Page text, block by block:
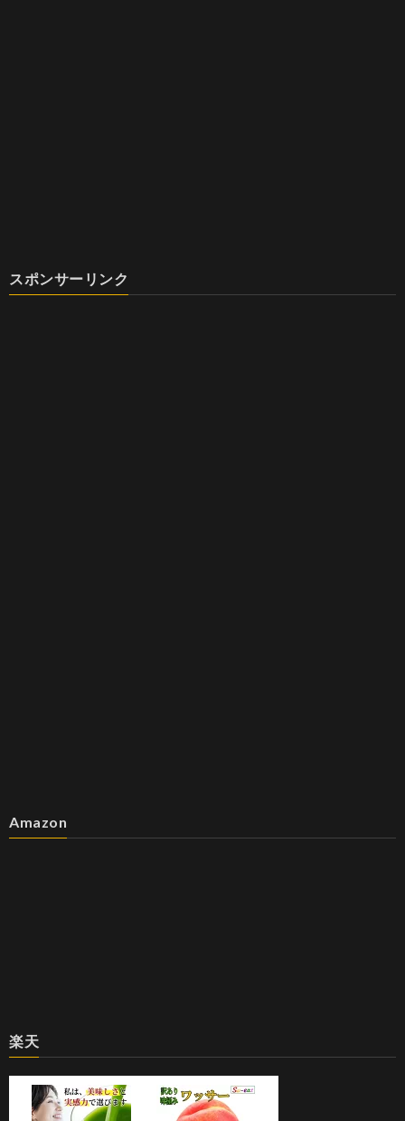
スポンサーリンク
Amazon
楽天